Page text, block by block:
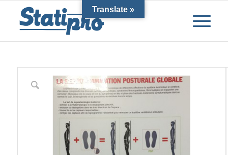
Translate »